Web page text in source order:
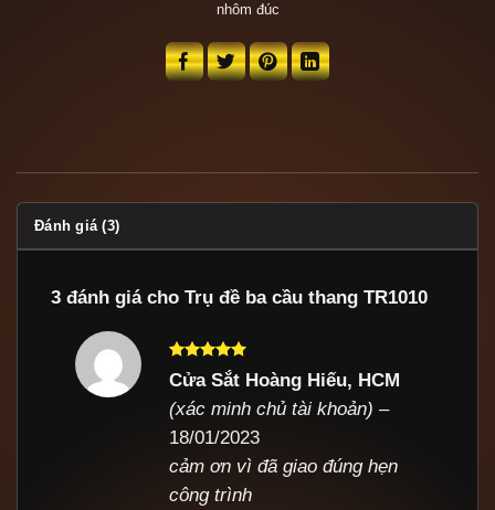
nhôm đúc
Đánh giá (3)
3 đánh giá cho Trụ đề ba cầu thang TR1010
Được xếp
sao
Cửa Sắt Hoàng Hiếu, HCM
(xác minh chủ tài khoản) –
18/01/2023
cảm ơn vì đã giao đúng hẹn
công trình